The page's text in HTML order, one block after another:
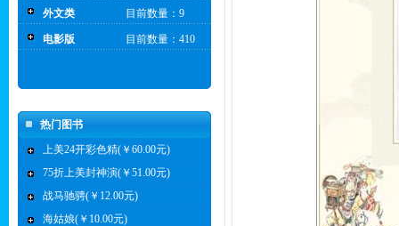
外文类 目前数量：9
电影版 目前数量：410
热门图书
上美24开彩色精(￥60.00元)
75折上美封神演(￥51.00元)
战马驰骋(￥12.00元)
海姑娘(￥10.00元)